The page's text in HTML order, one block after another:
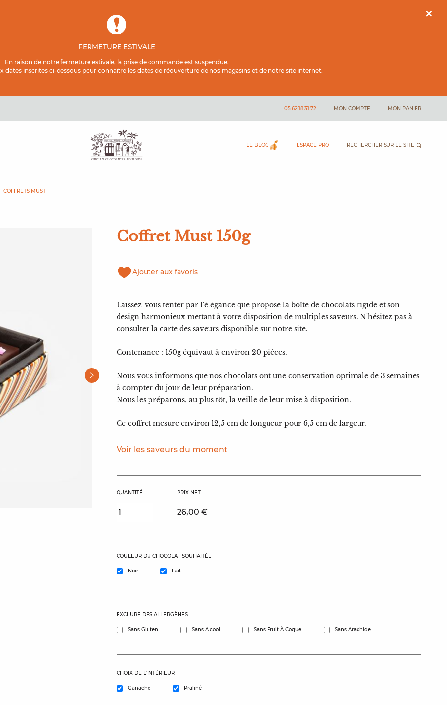
FERMETURE ESTIVALE
En raison de notre fermeture estivale, la prise de commande est suspendue.
dates inscrites ci-dessous pour connaître les dates de réouverture de nos magasins et de notre site internet.
×
05.62.18.31.72 MON COMPTE MON PANIER
LE BLOG ESPACE PRO RECHERCHER SUR LE SITE
COFFRETS MUST
Coffret Must 150g
Ajouter aux favoris
Laissez-vous tenter par l'élégance que propose la boîte de chocolats rigide et son
design harmonieux mettant à votre disposition de multiples saveurs. N'hésitez pas à
consulter la carte des saveurs disponible sur notre site.
Contenance : 150g équivaut à environ 20 pièces.
Nous vous informons que nos chocolats ont une conservation optimale de 3 semaines
à compter du jour de leur préparation.
Nous les préparons, au plus tôt, la veille de leur mise à disposition.
Ce coffret mesure environ 12,5 cm de longueur pour 6,5 cm de largeur.
Voir les saveurs du moment
QUANTITÉ PRIX NET
26,00 €
COULEUR DU CHOCOLAT SOUHAITÉE
Noir Lait
EXCLURE DES ALLERGÈNES
Sans Gluten Sans Alcool Sans Fruit À Coque Sans Arachide
CHOIX DE L'INTÉRIEUR
Ganache Praliné